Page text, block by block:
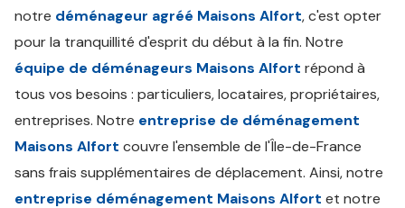
notre déménageur agréé Maisons Alfort, c'est opter
pour la tranquillité d'esprit du début à la fin. Notre
équipe de déménageurs Maisons Alfort répond à
tous vos besoins : particuliers, locataires, propriétaires,
entreprises. Notre entreprise de déménagement
Maisons Alfort couvre l'ensemble de l'Île-de-France
sans frais supplémentaires de déplacement. Ainsi, notre
entreprise déménagement Maisons Alfort et notre